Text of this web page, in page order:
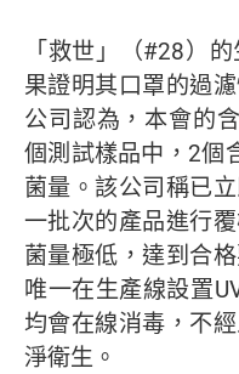
「救世」（#28）
果證明其口罩的過
公司認為，本會的
個測試樣品中，2個
菌量。該公司稱已
一批次的產品進行
菌量極低，達到合
唯一在生產線設置
均會在線消毒，不
淨衛生。